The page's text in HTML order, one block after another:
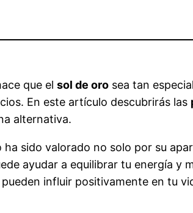
que elsol de oro sea tan
En este artículo descubrirás las
alternativa.
sido valorado no solo por su
ayudar a equilibrar tu energía
influir positivamente en tu